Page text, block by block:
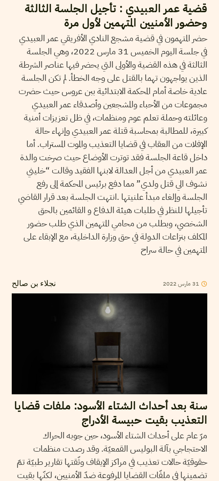
قضية عمر العبيدي : تأجيل الجلسة الثالثة
وحضور الأمنيين المتهمين لأول مرة
حضر المتهمون في قضية مشجع النادي الأفريقي عمر العبيدي
في جلسة اليوم الخميس 31 مارس 2022، وهي الجلسة
الثالثة في هذه القضية والأولى التي يحضر فيها عناصر الشرطة
الذين يواجهون تهما بالقتل على وجه الخطأ. لم تكن الجلسة
عادية خاصة أمام المحكمة الابتدائية ببن عروس حيث حضرت
مجموعات من الأحباء والمشجعين وأصدقاء عمر العبيدي
وعائلته وحملة تعلم عوم ومنظمات، في ظل تعزيزات أمنية
كبيرة، للمطالبة بمحاسبة قتلة عمر العبيدي وإنهاء حالة
الإفلات من العقاب في قضايا التعذيب والموت المستراب. أما
داخل قاعة الجلسة فقد توترت الأوضاع حيث صرخت والدة
عمر العبيدي من أجل العدالة لابنها الفقيد وقالت “خليني
نشوف الي قتل ولدي” مما دفع برئيس المحكمة إلى رفع
الجلسة وإلغاء مبدأ علنيتها .انتهت الجلسة بعد قرار القاضي
تأجيلها للنظر في طلبات هيئة الدفاع و القائمين بالحق
الشخصي، وبطلب من محامي المتهمين الذي طلب حضور
المكلف بنزاعات الدولة في حق وزارة الداخلية، مع الإبقاء على
المتهمين في حالة سراح
نجلاء بن صالح 31 مارس2022
سنة بعد أحداث الشتاء الأسود: ملفات قضايا
التعذيب بقيت حبيسة الأدراج
مرّ عام على أحداث الشتاء الأسود، حين جوبه الحراك
الاحتجاجي بآلة البوليس القمعيّة. وقد رصدت منظمات
حقوقيّة حالات تعذيب في مراكز الإيقاف وثّقتها تقارير طبيّة تمّ
تضمينها في ملفّات القضايا المرفوعة ضدّ الأمنيين، لكنّها بقيت